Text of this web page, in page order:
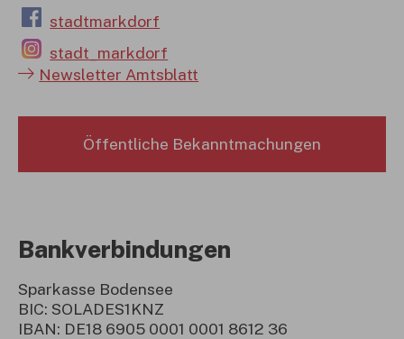
stadtmarkdorf
stadt_markdorf
Newsletter Amtsblatt
Öffentliche Bekanntmachungen
Bankverbindungen
Sparkasse Bodensee
BIC: SOLADES1KNZ
IBAN: DE18 6905 0001 0001 8612 36